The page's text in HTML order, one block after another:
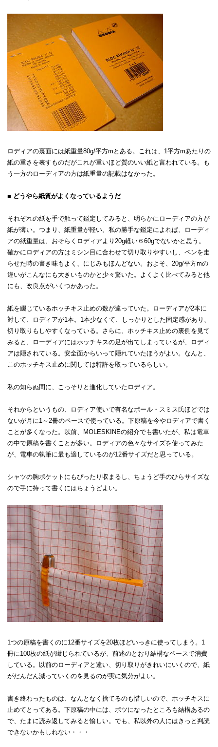
ロディアの裏面には紙重量80g/平方mとある。これは、1平方mあたりの
紙の重さを表すものだがこれが重いほど質のいい紙と言われている。も
う一方のローディアの方は紙重量の記載はなかった。
■ どうやら紙質がよくなっているようだ
それぞれの紙を手で触って鑑定してみると、明らかにローディアの方が
紙が薄い。つまり、紙重量が軽い。私の勝手な鑑定によれば、ローディ
アの紙重量は、おそらくロディアより20g軽い６60gでないかと思う。
確かにロディアの方はミシン目に合わせて切り取りやすいし、ペンを走
らせた時の書き味もよく、にじみもほんどない。およそ、20g/平方mの
違いがこんなにも大きいものかと少々驚いた。よくよく比べてみると他
にも、改良点がいくつかあった。
紙を綴じているホッチキス止めの数が違っていた。ローディアが2本に
対して、ロディアが1本。1本少なくて、しっかりとした固定感があり、
切り取りもしやすくなっている。さらに、ホッチキス止めの裏側を見て
みると、ローディアにはホッチキスの足が出てしまっているが、ロディ
アは隠されている。安全面からいって隠れていたほうがよい。なんと、
このホッチキス止めに関しては特許を取っているらしい。
私の知らぬ間に、こっそりと進化していたロディア。
それからというもの、ロディア使いで有名なポール・スミス氏ほどでは
ないが月に1～2冊のペースで使っている。下原稿を今やロディアで書く
ことが多くなった。以前、MOLESKINEの紹介でも書いたが、私は電車
の中で原稿を書くことが多い。ロディアの色々なサイズを使ってみた
が、電車の執筆に最も適しているのが12番サイズだと思っている。
シャツの胸ポケットにもぴったり収まるし、ちょうど手のひらサイズな
ので手に持って書くにはちょうどよい。
1つの原稿を書くのに12番サイズを20枚ほどいっきに使ってしまう。1
冊に100枚の紙が綴じられているが、前述のとおり結構なペースで消費
している。以前のローディアと違い、切り取りがきれいにいくので、紙
がだんだん減っていくのを見るのが実に気分がよい。
書き終わったものは、なんとなく捨てるのも惜しいので、ホッチキスに
止めてとってある。下原稿の中には、ボツになったところも結構あるの
で、たまに読み返してみると愉しい。でも、私以外の人にはきっと判読
できないかもしれない・・・